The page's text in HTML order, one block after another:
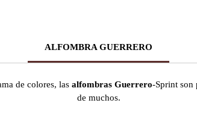
ALFOMBRA GUERRERO
de colores, las alfombras Guerrero-Sprint son
de muchos.